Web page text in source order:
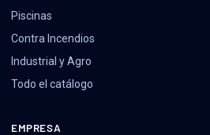
Piscinas
Contra Incendios
Industrial y Agro
Todo el catálogo
EMPRESA